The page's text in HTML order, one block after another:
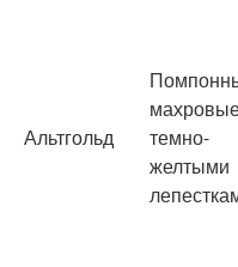
Альтгольд
темно-
желтыми